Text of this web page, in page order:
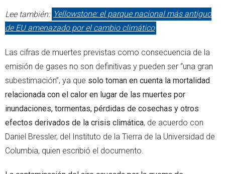
Lee también: Yellowstone: el parque nacional más antiguo
de EU amenazado por el cambio climático
Las cifras de muertes previstas como consecuencia de la
emisión de gases no son definitivas y pueden ser “una gran
subestimación”, ya que solo toman en cuenta la mortalidad
relacionada con el calor en lugar de las muertes por
inundaciones, tormentas, pérdidas de cosechas y otros
efectos derivados de la crisis climática, de acuerdo con
Daniel Bressler, del Instituto de la Tierra de la Universidad de
Columbia, quien escribió el documento.